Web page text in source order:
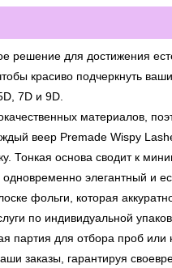
для достижения
красиво подчеркнуть
7D и 9D.
материалов,
веер Premade Wispy
основа сводит к
элегантный и
фольги, которая
по индивидуальной
для отбора проб или
заказы, гарантируя